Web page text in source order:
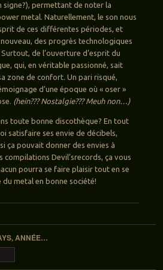
signe?), permettant de noter la
metal. Naturellement, le son nous
de ces différentes périodes, et
des progrès technologiques
de l’ouverture d’esprit du
qui, en véritable passionné, sait
zone de confort. Un pari risqué,
d’une époque où « oser »
(hein??? Nostalgie??? Meuh non…)
toute bonne discothèque? En tout
satisfaire ses envie de décibels,
ça pouvait donner des envies à
compilations Devil’srecords, ça vous
pourra se faire plaisir tout en se
du metal en bonne société!
ANNÉE…